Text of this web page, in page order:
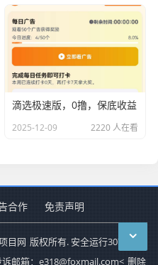
滴选极速版，0撸，保底收益
2025-12-09 2220 人在看
合作 免责声明
目网 版权所有. 安全运行3076
天
邮箱：e318@foxmail.com< 删除